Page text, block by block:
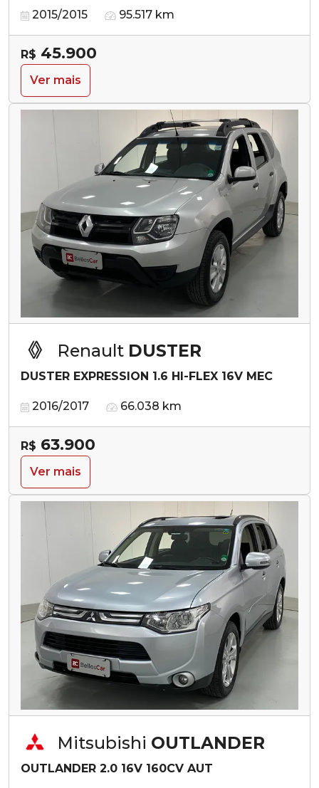
2015/2015 95.517 km
R$ 45.900
Ver mais
Renault DUSTER
DUSTER EXPRESSION 1.6 HI-FLEX 16V MEC
2016/2017 66.038 km
R$ 63.900
Ver mais
Mitsubishi OUTLANDER
OUTLANDER 2.0 16V 160CV AUT